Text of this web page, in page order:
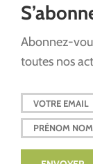
Abonnez-
toutes nos